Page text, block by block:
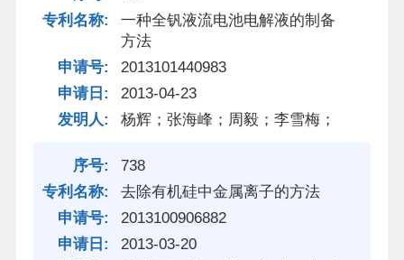
一种全钒液流电池电解液的制备
方法
2013101440983
2013-04-23
杨辉；张海峰；周毅；李雪梅；
738
去除有机硅中金属离子的方法
2013100906882
2013-03-20